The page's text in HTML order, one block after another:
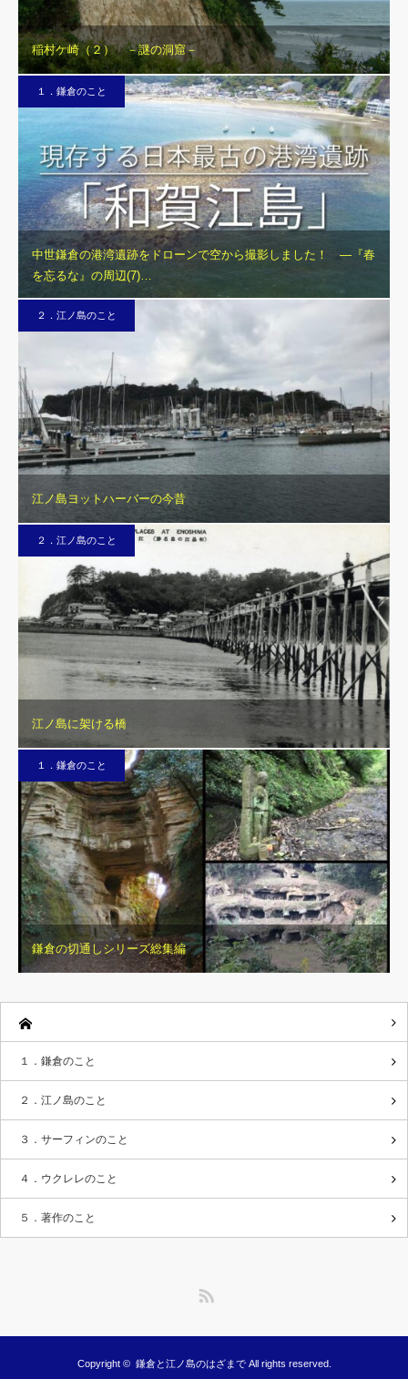
稲村ケ崎（２） －謎の洞窟－
１．鎌倉のこと
中世鎌倉の港湾遺跡をドローンで空から撮影しました！ ―『春
を忘るな』の周辺(7)…
２．江ノ島のこと
江ノ島ヨットハーバーの今昔
２．江ノ島のこと
江ノ島に架ける橋
１．鎌倉のこと
鎌倉の切通しシリーズ総集編
１．鎌倉のこと
２．江ノ島のこと
３．サーフィンのこと
４．ウクレレのこと
５．著作のこと
Copyright © 鎌倉と江ノ島のはざまでAll rights reserved.